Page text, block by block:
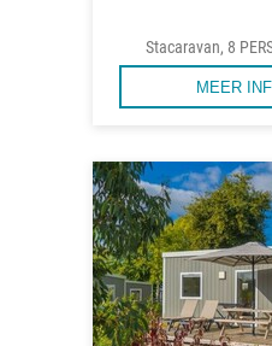
Stacaravan, 8
MEER